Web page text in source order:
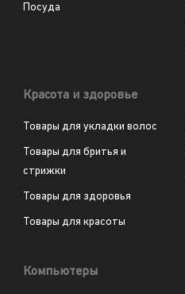
Посуда
Красота и здоровье
Товары для укладки волос
Товары для бритья и
стрижки
Товары для здоровья
Товары для красоты
Компьютеры